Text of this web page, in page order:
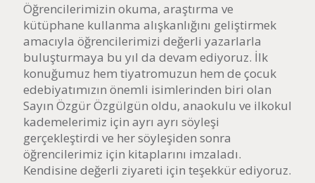
Öğrencilerimizin okuma, araştırma ve
kütüphane kullanma alışkanlığını geliştirmek
amacıyla öğrencilerimizi değerli yazarlarla
buluşturmaya bu yıl da devam ediyoruz. İlk
konuğumuz hem tiyatromuzun hem de çocuk
edebiyatımızın önemli isimlerinden biri olan
Sayın Özgür Özgülgün oldu, anaokulu ve ilkokul
kademelerimiz için ayrı ayrı söyleşi
gerçekleştirdi ve her söyleşiden sonra
öğrencilerimiz için kitaplarını imzaladı.
Kendisine değerli ziyareti için teşekkür ediyoruz.